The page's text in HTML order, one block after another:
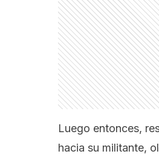
Luego entonces,
hacia su militante,